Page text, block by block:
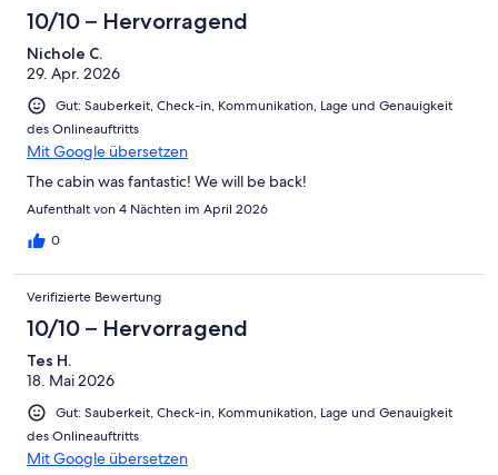
10/10 – Hervorragend
Nichole C.
29. Apr. 2026
Gut: Sauberkeit, Check-in, Kommunikation, Lage und Genauigkeit
des Onlineauftritts
Mit Google übersetzen
The cabin was fantastic! We will be back!
Aufenthalt von 4 Nächten im April 2026
0
Verifizierte Bewertung
10/10 – Hervorragend
Tes H.
18. Mai 2026
Gut: Sauberkeit, Check-in, Kommunikation, Lage und Genauigkeit
des Onlineauftritts
Mit Google übersetzen